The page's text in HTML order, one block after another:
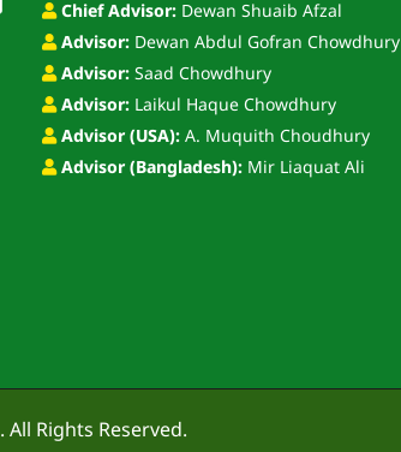
Chief Advisor:Dewan Shuaib Afzal
Advisor:Dewan Abdul Gofran Chowdhury
Advisor:Saad Chowdhury
Advisor:Laikul Haque Chowdhury
Advisor (USA):A. Muquith Choudhury
Advisor (Bangladesh):Mir Liaquat Ali
. All Rights Reserved.